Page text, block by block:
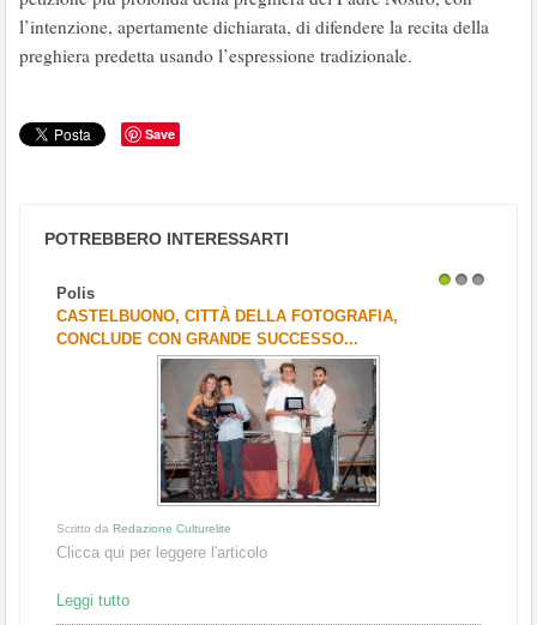
l’intenzione, apertamente dichiarata, di difendere la recita della
preghiera predetta usando l’espressione tradizionale.
Save
POTREBBERO INTERESSARTI
Polis
CASTELBUONO, CITTÀ DELLA FOTOGRAFIA,
CONCLUDE CON GRANDE SUCCESSO...
Scritto da Redazione Culturelite
Clicca qui per leggere l'articolo
Leggi tutto